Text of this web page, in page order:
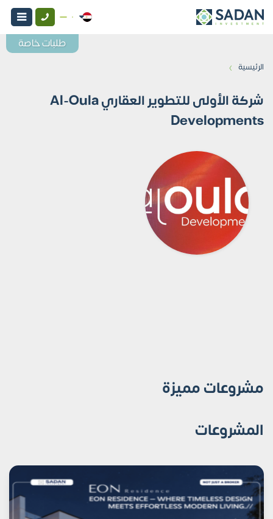
الرئيسية ›
شركة الأولى للتطوير العقاري Al-Oula
Developments
مشروعات مميزة
المشروعات
طلبات خاصة